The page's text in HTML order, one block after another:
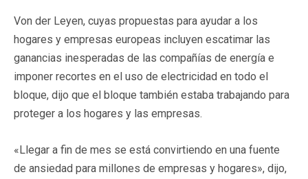
Von der Leyen, cuyas propuestas para ayudar a los
hogares y empresas europeas incluyen escatimar las
ganancias inesperadas de las compañías de energía e
imponer recortes en el uso de electricidad en todo el
bloque, dijo que el bloque también estaba trabajando para
proteger a los hogares y las empresas.
«Llegar a fin de mes se está convirtiendo en una fuente
de ansiedad para millones de empresas y hogares», dijo,